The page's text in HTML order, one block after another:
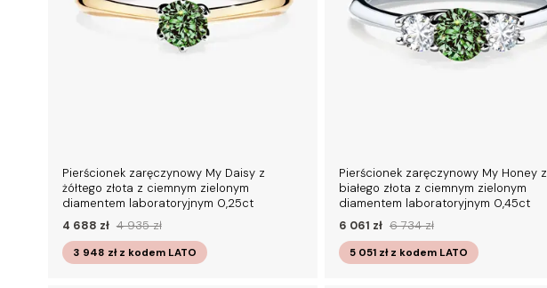
Pierścionek zaręczynowy My Daisy z
żółtego złota z ciemnym zielonym
diamentem laboratoryjnym 0,25ct
4 688 zł 4 935 zł
3 948 zł z kodemLATO
Pierścionek zaręczynowy My Honey z
białego złota z ciemnym zielonym
diamentem laboratoryjnym 0,45ct
6 061 zł 6 734 zł
5 051 zł z kodemLATO